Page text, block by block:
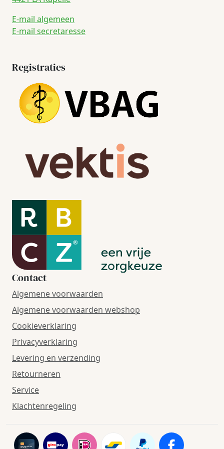
E-mail algemeen
E-mail secretaresse
Registraties
Contact
Algemene voorwaarden
Algemene voorwaarden webshop
Cookieverklaring
Privacyverklaring
Levering en verzending
Retourneren
Service
Klachtenregeling